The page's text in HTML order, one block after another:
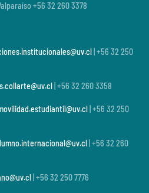
+56 32 260 3378
| +56 32 250
| +56 32 260 3358
| +56 32 250
| +56 32 260
| +56 32 250 7776